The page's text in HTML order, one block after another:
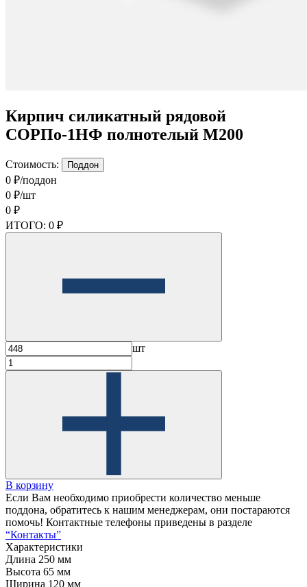
Кирпич силикатный рядовой
СОРПо-1НФ полнотелый М200
Стоимость: Поддон
0 ₽/поддон
0 ₽/шт
0 ₽
ИТОГО: 0 ₽
шт
В корзину
Если Вам необходимо приобрести количество меньше
поддона, обратитесь к нашим менеджерам, они постараются
помочь! Контактные телефоны приведены в разделе
“Контакты”
Характеристики
Длина 250 мм
Высота 65 мм
Ширина 120 мм